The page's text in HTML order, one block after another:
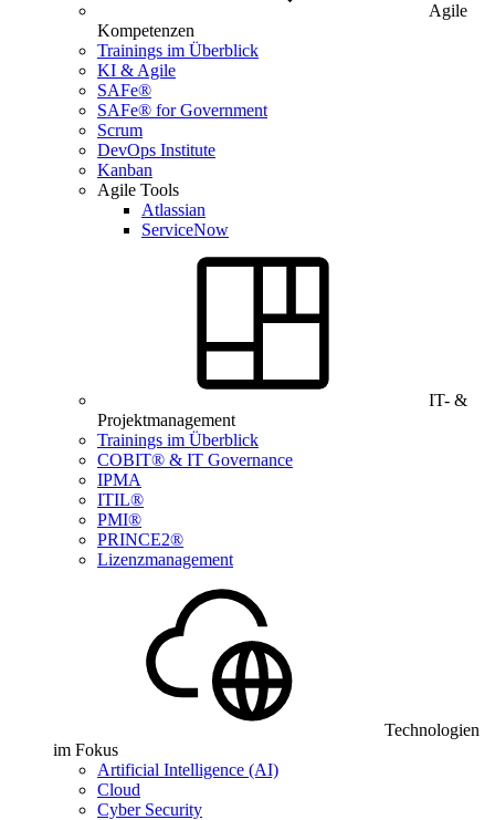
Agile
Kompetenzen
Trainings im Überblick
KI & Agile
SAFe®
SAFe® for Government
Scrum
DevOps Institute
Kanban
Agile Tools
Atlassian
ServiceNow
IT- &
Projektmanagement
Trainings im Überblick
COBIT® & IT Governance
IPMA
ITIL®
PMI®
PRINCE2®
Lizenzmanagement
Technologien
im Fokus
Artificial Intelligence (AI)
Cloud
Cyber Security